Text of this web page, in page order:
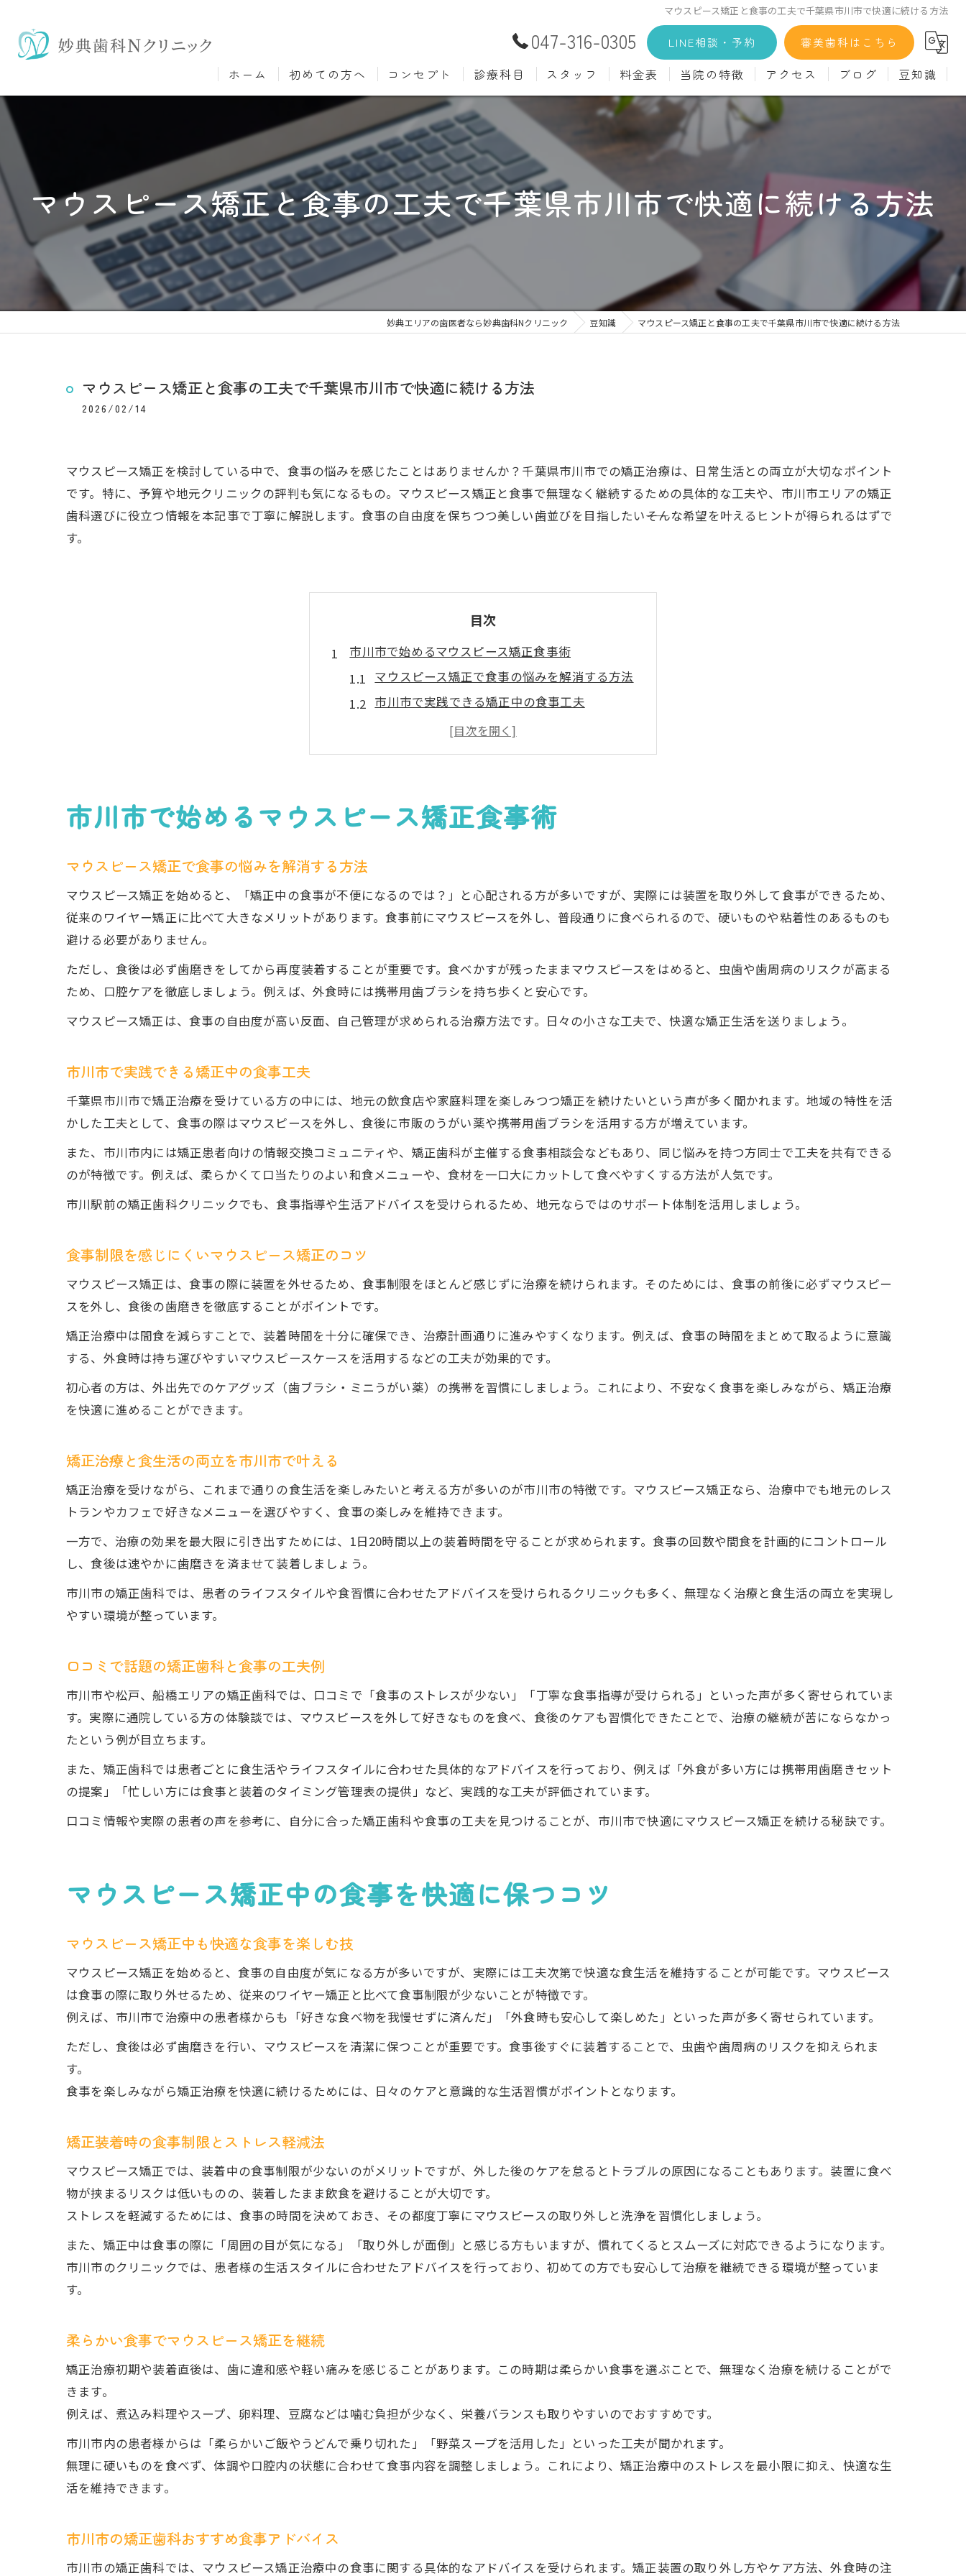
マウスピース矯正と食事の工夫で千葉県市川市で快適に続ける方法
047-316-0305 LINE相談・予約 審美歯科はこちら
ホーム 初めての方へ コンセプト 診療科目
むし歯治療 予防歯科
小児歯科 入れ歯(義歯)
口腔外科 歯周病治療
ホワイトニング 歯科検診
親知らず
大人の矯正 子どもの矯正
スタッフ 料金表
材料詳細
自費診療料金
当院の特徴
マウスピース矯正
インプラント
セラミック
クリーニング
施設基準
アクセス ブログ 豆知識
マウスピース矯正と食事の工夫で千葉県市川市で快適に続ける方法
妙典エリアの歯医者なら妙典歯科Nクリニック 豆知識 マウスピース矯正と食事の工夫で千葉県市川市で快適に続ける方法
マウスピース矯正と食事の工夫で千葉県市川市で快適に続ける方法
2026/02/14
マウスピース矯正を検討している中で、食事の悩みを感じたことはありませんか？千葉県市川市での矯正治療は、日常生活との両立が大切なポイント
です。特に、予算や地元クリニックの評判も気になるもの。マウスピース矯正と食事で無理なく継続するための具体的な工夫や、市川市エリアの矯正
歯科選びに役立つ情報を本記事で丁寧に解説します。食事の自由度を保ちつつ美しい歯並びを目指したい――そんな希望を叶えるヒントが得られるはずで
す。
目次
市川市で始めるマウスピース矯正食事術
マウスピース矯正で食事の悩みを解消する方法
市川市で実践できる矯正中の食事工夫
食事制限を感じにくいマウスピース矯正のコツ
矯正治療と食生活の両立を市川市で叶える
マウスピース矯正中の食事を快適に保つコツ
マウスピース矯正中も快適な食事を楽しむ技
市川市の矯正歯科おすすめ食事アドバイス
外食時も困らない矯正生活のポイント
マウスピース矯正中の食事に役立つアイデア集
食事の自由度を高める矯正生活アレンジ術
市川の矯正患者に人気の食習慣とは
食事制限とマウスピース矯正の上手な両立法
マウスピース矯正と食事制限のストレス対策
矯正中も楽しめる食事の選び方と工夫
千葉県で実践する矯正食事バランスの秘訣
矯正装着時間と食事タイミングの調整術
手取り20万で実現する快適矯正ライフの秘訣
マウスピース矯正費用を抑える食事習慣の工夫
手取り20万で矯正を続けるための節約術
家計と矯正治療を両立する食事のポイント
食事コストを抑えて矯正成功を目指す方法
マウスピース矯正と食事の無理ない予算管理術
日常で実践できる食事管理のコツ
矯正後の歯並び維持に役立つ食生活
矯正中の食事で気をつけたいポイント
市川市で始めるマウスピース矯正食事術
マウスピース矯正で食事の悩みを解消する方法
マウスピース矯正を始めると、「矯正中の食事が不便になるのでは？」と心配される方が多いですが、実際には装置を取り外して食事ができるため、
従来のワイヤー矯正に比べて大きなメリットがあります。食事前にマウスピースを外し、普段通りに食べられるので、硬いものや粘着性のあるものも
避ける必要がありません。
ただし、食後は必ず歯磨きをしてから再度装着することが重要です。食べかすが残ったままマウスピースをはめると、虫歯や歯周病のリスクが高まる
ため、口腔ケアを徹底しましょう。例えば、外食時には携帯用歯ブラシを持ち歩くと安心です。
マウスピース矯正は、食事の自由度が高い反面、自己管理が求められる治療方法です。日々の小さな工夫で、快適な矯正生活を送りましょう。
市川市で実践できる矯正中の食事工夫
千葉県市川市で矯正治療を受けている方の中には、地元の飲食店や家庭料理を楽しみつつ矯正を続けたいという声が多く聞かれます。地域の特性を活
かした工夫として、食事の際はマウスピースを外し、食後に市販のうがい薬や携帯用歯ブラシを活用する方が増えています。
また、市川市内には矯正患者向けの情報交換コミュニティや、矯正歯科が主催する食事相談会などもあり、同じ悩みを持つ方同士で工夫を共有できる
のが特徴です。例えば、柔らかくて口当たりのよい和食メニューや、食材を一口大にカットして食べやすくする方法が人気です。
市川駅前の矯正歯科クリニックでも、食事指導や生活アドバイスを受けられるため、地元ならではのサポート体制を活用しましょう。
食事制限を感じにくいマウスピース矯正のコツ
マウスピース矯正は、食事の際に装置を外せるため、食事制限をほとんど感じずに治療を続けられます。そのためには、食事の前後に必ずマウスピー
スを外し、食後の歯磨きを徹底することがポイントです。
矯正治療中は間食を減らすことで、装着時間を十分に確保でき、治療計画通りに進みやすくなります。例えば、食事の時間をまとめて取るように意識
する、外食時は持ち運びやすいマウスピースケースを活用するなどの工夫が効果的です。
初心者の方は、外出先でのケアグッズ（歯ブラシ・ミニうがい薬）の携帯を習慣にしましょう。これにより、不安なく食事を楽しみながら、矯正治療
を快適に進めることができます。
矯正治療と食生活の両立を市川市で叶える
矯正治療を受けながら、これまで通りの食生活を楽しみたいと考える方が多いのが市川市の特徴です。マウスピース矯正なら、治療中でも地元のレス
トランやカフェで好きなメニューを選びやすく、食事の楽しみを維持できます。
一方で、治療の効果を最大限に引き出すためには、1日20時間以上の装着時間を守ることが求められます。食事の回数や間食を計画的にコントロール
し、食後は速やかに歯磨きを済ませて装着しましょう。
市川市の矯正歯科では、患者のライフスタイルや食習慣に合わせたアドバイスを受けられるクリニックも多く、無理なく治療と食生活の両立を実現し
やすい環境が整っています。
口コミで話題の矯正歯科と食事の工夫例
市川市や松戸、船橋エリアの矯正歯科では、口コミで「食事のストレスが少ない」「丁寧な食事指導が受けられる」といった声が多く寄せられていま
す。実際に通院している方の体験談では、マウスピースを外して好きなものを食べ、食後のケアも習慣化できたことで、治療の継続が苦にならなかっ
たという例が目立ちます。
また、矯正歯科では患者ごとに食生活やライフスタイルに合わせた具体的なアドバイスを行っており、例えば「外食が多い方には携帯用歯磨きセット
の提案」「忙しい方には食事と装着のタイミング管理表の提供」など、実践的な工夫が評価されています。
口コミ情報や実際の患者の声を参考に、自分に合った矯正歯科や食事の工夫を見つけることが、市川市で快適にマウスピース矯正を続ける秘訣です。
マウスピース矯正中の食事を快適に保つコツ
マウスピース矯正中も快適な食事を楽しむ技
マウスピース矯正を始めると、食事の自由度が気になる方が多いですが、実際には工夫次第で快適な食生活を維持することが可能です。マウスピース
は食事の際に取り外せるため、従来のワイヤー矯正と比べて食事制限が少ないことが特徴です。
例えば、市川市で治療中の患者様からも「好きな食べ物を我慢せずに済んだ」「外食時も安心して楽しめた」といった声が多く寄せられています。
ただし、食後は必ず歯磨きを行い、マウスピースを清潔に保つことが重要です。食事後すぐに装着することで、虫歯や歯周病のリスクを抑えられま
す。
食事を楽しみながら矯正治療を快適に続けるためには、日々のケアと意識的な生活習慣がポイントとなります。
矯正装着時の食事制限とストレス軽減法
マウスピース矯正では、装着中の食事制限が少ないのがメリットですが、外した後のケアを怠るとトラブルの原因になることもあります。装置に食べ
物が挟まるリスクは低いものの、装着したまま飲食を避けることが大切です。
ストレスを軽減するためには、食事の時間を決めておき、その都度丁寧にマウスピースの取り外しと洗浄を習慣化しましょう。
また、矯正中は食事の際に「周囲の目が気になる」「取り外しが面倒」と感じる方もいますが、慣れてくるとスムーズに対応できるようになります。
市川市のクリニックでは、患者様の生活スタイルに合わせたアドバイスを行っており、初めての方でも安心して治療を継続できる環境が整っていま
す。
柔らかい食事でマウスピース矯正を継続
矯正治療初期や装着直後は、歯に違和感や軽い痛みを感じることがあります。この時期は柔らかい食事を選ぶことで、無理なく治療を続けることがで
きます。
例えば、煮込み料理やスープ、卵料理、豆腐などは噛む負担が少なく、栄養バランスも取りやすいのでおすすめです。
市川市内の患者様からは「柔らかいご飯やうどんで乗り切れた」「野菜スープを活用した」といった工夫が聞かれます。
無理に硬いものを食べず、体調や口腔内の状態に合わせて食事内容を調整しましょう。これにより、矯正治療中のストレスを最小限に抑え、快適な生
活を維持できます。
市川市の矯正歯科おすすめ食事アドバイス
市川市の矯正歯科では、マウスピース矯正治療中の食事に関する具体的なアドバイスを受けられます。矯正装置の取り外し方やケア方法、外食時の注